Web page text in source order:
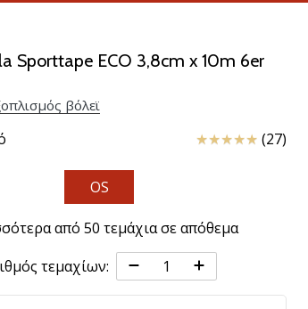
Sporttape ECO 3,8cm x 10m 6er
βόλεϊ
Κριτικές (27)
OS
από 50 τεμάχια σε απόθεμα
τεμαχίων: